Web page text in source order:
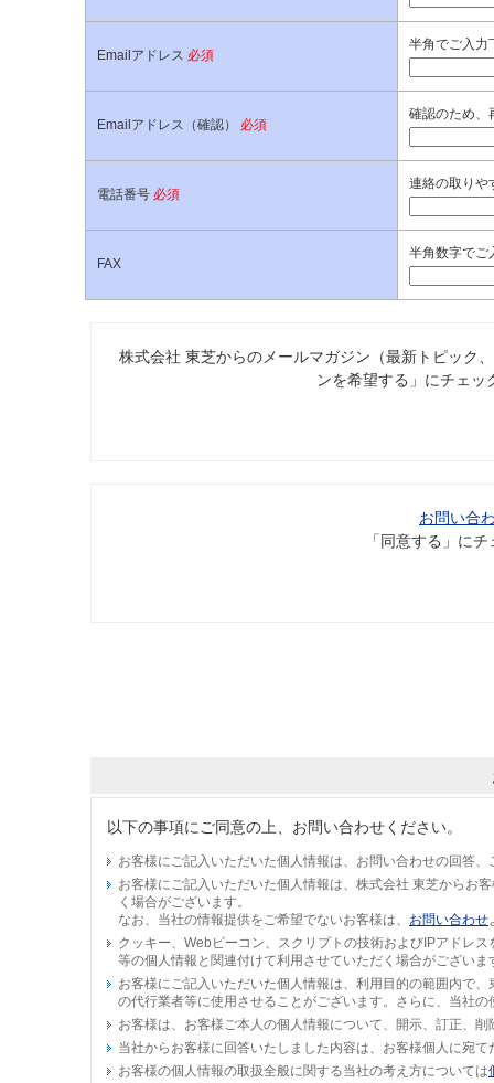
Emailアドレス 必須
半角でご入力
Emailアドレス（確認） 必須
確認のため、
電話番号 必須
連絡の取りや
FAX
半角数字でご
株式会社 東芝からのメールマガジン（最新トピック
ンを希望する」にチェ
お問い合
「同意する」に
以下の事項にご同意の上、お問い合わせください。
お客様にご記入いただいた個人情報は、お問い合わせの回答
お客様にご記入いただいた個人情報は、株式会社 東芝からお
く場合がございます。
なお、当社の情報提供をご希望でないお客様は、 お問い合わせ
クッキー、Webビーコン、スクリプトの技術およびIPアドレ
等の個人情報と関連付けて利用させていただく場合がございま
お客様にご記入いただいた個人情報は、利用目的の範囲内で
の代行業者等に使用させることがございます。さらに、当社
お客様は、お客様ご本人の個人情報について、開示、訂正、
当社からお客様に回答いたしました内容は、お客様個人に宛
お客様の個人情報の取扱全般に関する当社の考え方については